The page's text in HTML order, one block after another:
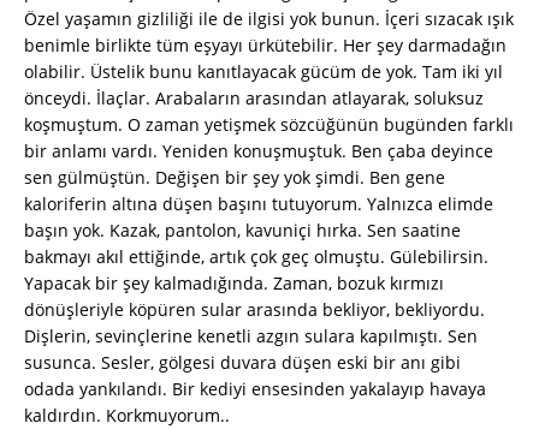
Özel yaşamın gizliliği ile de ilgisi yok bunun. İçeri sızacak ışık
benimle birlikte tüm eşyayı ürkütebilir. Her şey darmadağın
olabilir. Üstelik bunu kanıtlayacak gücüm de yok. Tam iki yıl
önceydi. İlaçlar. Arabaların arasından atlayarak, soluksuz
koşmuştum. O zaman yetişmek sözcüğünün bugünden farklı
bir anlamı vardı. Yeniden konuşmuştuk. Ben çaba deyince
sen gülmüştün. Değişen bir şey yok şimdi. Ben gene
kaloriferin altına düşen başını tutuyorum. Yalnızca elimde
başın yok. Kazak, pantolon, kavuniçi hırka. Sen saatine
bakmayı akıl ettiğinde, artık çok geç olmuştu. Gülebilirsin.
Yapacak bir şey kalmadığında. Zaman, bozuk kırmızı
dönüşleriyle köpüren sular arasında bekliyor, bekliyordu.
Dişlerin, sevinçlerine kenetli azgın sulara kapılmıştı. Sen
susunca. Sesler, gölgesi duvara düşen eski bir anı gibi
odada yankılandı. Bir kediyi ensesinden yakalayıp havaya
kaldırdın. Korkmuyorum..